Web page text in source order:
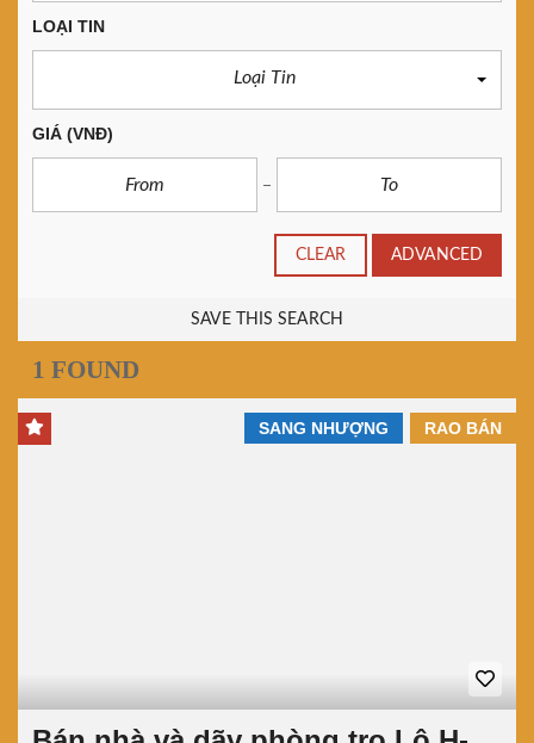
LOẠI TIN
Loại Tin
GIÁ (VNĐ)
CLEAR ADVANCED
SAVE THIS SEARCH
1 FOUND
RAO BÁN
SANG NHƯỢNG